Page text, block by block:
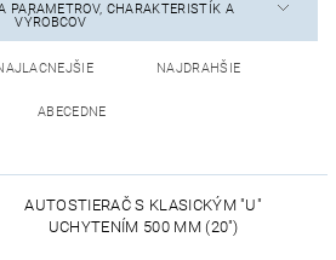
PARAMETROV, CHARAKTERISTÍK A
VÝROBCOV
NAJDRAHŠIE
ABECEDNE
AUTOSTIERAČ S KLASICKÝM "U"
UCHYTENÍM 500 MM (20")